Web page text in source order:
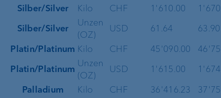
Silber/Silver
Kilo CHF 1'610.00
Silber/Silver
Unzen
(OZ)
USD 61.64
63.90
Platin/Platinum Kilo CHF 45'090.00
Platin/Platinum
Unzen
(OZ)
USD 1'615.00
Palladium
Kilo CHF 36'416.23